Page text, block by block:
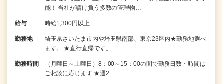
能！ 当社が請け負う多数の管理物…
給与 時給1,300円以上
勤務地
埼玉県さいたま市内や埼玉県南部、東京23区内★勤務地選べ
ます。 ★直行直帰です。
勤務時間
（月曜日～土曜日）8：00～15：00の間で勤務日数・時間は
ご相談に応じます ★週2…